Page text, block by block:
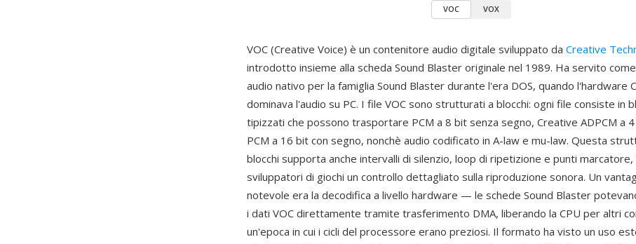
VOC VOX
VOC (Creative Voice) è un contenitore audio digitale sviluppato da Creative
introdotto insieme alla scheda Sound Blaster originale nel 1989. Ha servito
audio nativo per la famiglia Sound Blaster durante l'era DOS, quando l'hardware
dominava l'audio su PC. I file VOC sono strutturati a blocchi: ogni file consiste in
tipizzati che possono trasportare PCM a 8 bit senza segno, Creative ADPCM a
PCM a 16 bit con segno, nonchè audio codificato in A-law e mu-law. Questa
blocchi supporta anche intervalli di silenzio, loop di ripetizione e punti marcatore,
sviluppatori di giochi un controllo dettagliato sulla riproduzione sonora. Un
notevole era la decodifica a livello hardware — le schede Sound Blaster
i dati VOC direttamente tramite trasferimento DMA, liberando la CPU per altri
un'epoca in cui i cicli del processore erano preziosi. Il formato ha visto un uso